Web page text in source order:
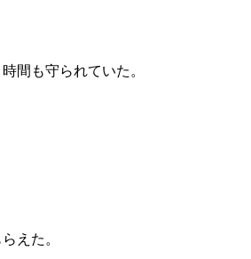
間も守られていた。
えた。